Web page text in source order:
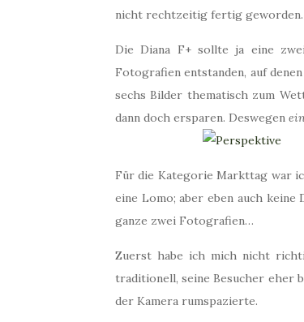
nicht rechtzeitig fertig geworden.
Die Diana F+ sollte ja eine
Fotografien entstanden, auf
sechs Bilder thematisch zum
dann doch ersparen. Deswegen
Für die Kategorie Markttag war
eine Lomo; aber eben auch keine
ganze zwei Fotografien…
Zuerst habe ich mich nicht
traditionell, seine Besucher eher
der Kamera rumspazierte.